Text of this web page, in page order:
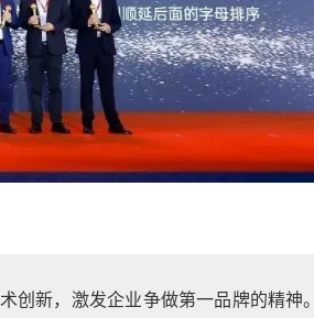
创新，激发企业争做第一品牌的精神。